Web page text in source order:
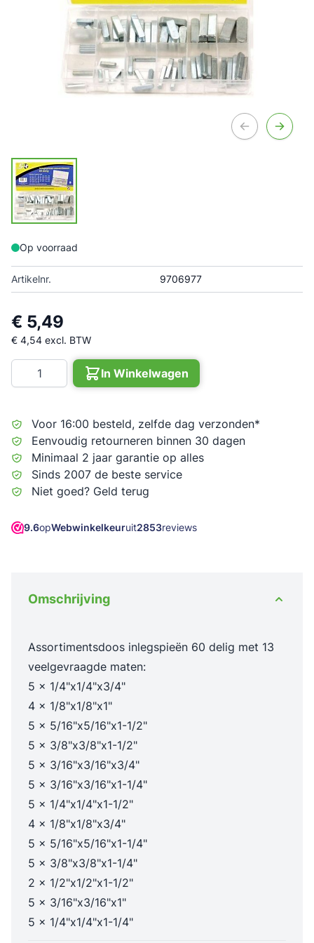
Op voorraad
Artikelnr. 9706977
€ 5,49
€ 4,54 excl. BTW
Aantal
In Winkelwagen
Voor 16:00 besteld, zelfde dag verzonden*
Eenvoudig retourneren binnen 30 dagen
Minimaal 2 jaar garantie op alles
Sinds 2007 de beste service
Niet goed? Geld terug
9.6opWebwinkelkeuruit2853reviews
Omschrijving
Assortimentsdoos inlegspieën 60 delig met 13
veelgevraagde maten:
5 x 1/4"x1/4"x3/4"
4 x 1/8"x1/8"x1"
5 x 5/16"x5/16"x1-1/2"
5 x 3/8"x3/8"x1-1/2"
5 x 3/16"x3/16"x3/4"
5 x 3/16"x3/16"x1-1/4"
5 x 1/4"x1/4"x1-1/2"
4 x 1/8"x1/8"x3/4"
5 x 5/16"x5/16"x1-1/4"
5 x 3/8"x3/8"x1-1/4"
2 x 1/2"x1/2"x1-1/2"
5 x 3/16"x3/16"x1"
5 x 1/4"x1/4"x1-1/4"